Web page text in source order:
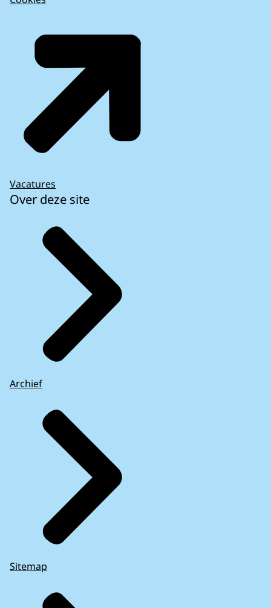
Vacatures
Over deze site
Archief
Sitemap